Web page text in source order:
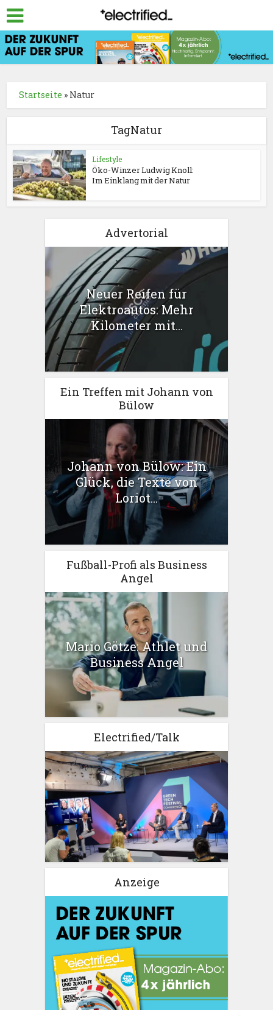
Startseite » Natur
TagNatur
Lifestyle
Öko-Winzer Ludwig Knoll:
Im Einklang mit der Natur
Advertorial
Neuer Reifen für
Elektroautos: Mehr
Kilometer mit...
Ein Treffen mit Johann von
Bülow
Johann von Bülow: Ein
Glück, die Texte von
Loriot...
Fußball-Profi als Business
Angel
Mario Götze: Athlet und
Business Angel
Electrified/Talk
Anzeige